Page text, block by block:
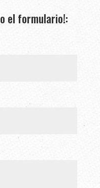
el formulario!: